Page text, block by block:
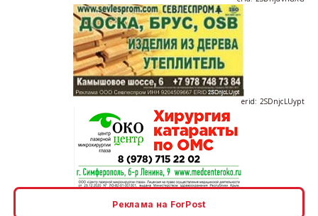
erid: 2SDnjcLUypt
erid: 2SDnjcrDNw6
Реклама на ForPost